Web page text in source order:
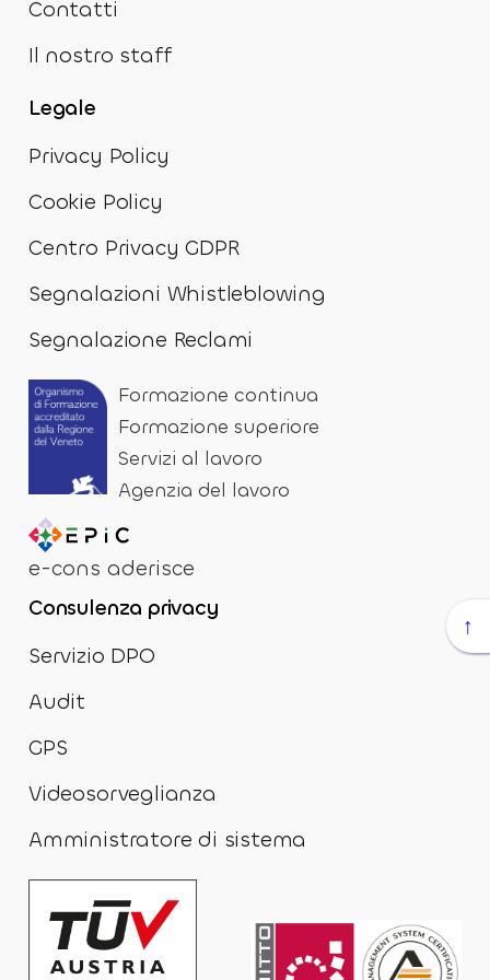
↑
Contatti
Il nostro staff
Legale
Privacy Policy
Cookie Policy
Centro Privacy GDPR
Segnalazioni Whistleblowing
Segnalazione Reclami
Formazione continua
Formazione superiore
Servizi al lavoro
Agenzia del lavoro
e-cons aderisce
Consulenza privacy
Servizio DPO
Audit
GPS
Videosorveglianza
Amministratore di sistema